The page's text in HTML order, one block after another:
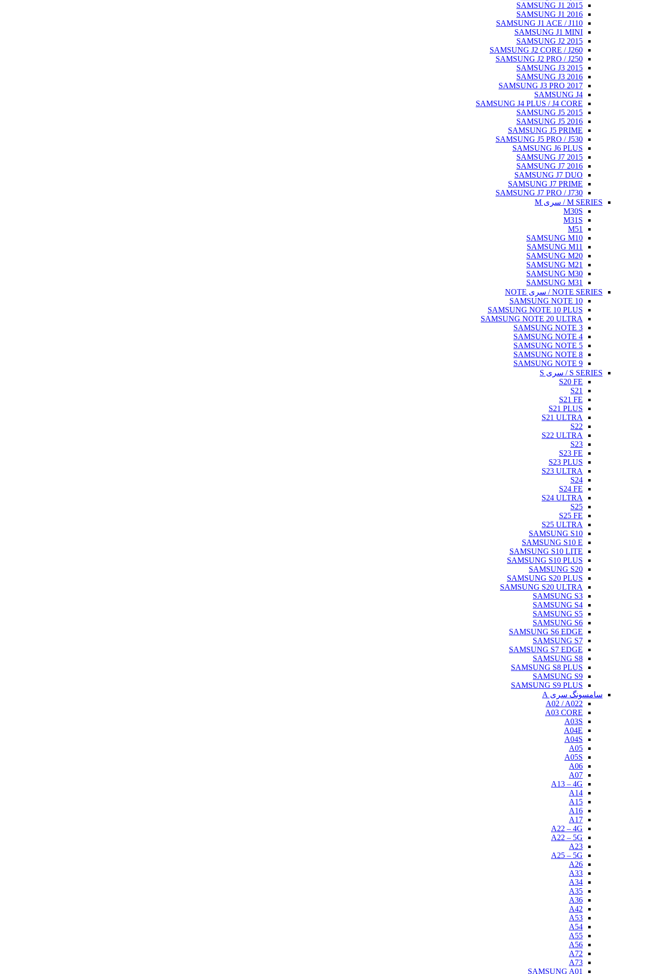
SAMSUNG J1 2015
SAMSUNG J1 2016
SAMSUNG J1 ACE / J110
SAMSUNG J1 MINI
SAMSUNG J2 2015
SAMSUNG J2 CORE / J260
SAMSUNG J2 PRO / J250
SAMSUNG J3 2015
SAMSUNG J3 2016
SAMSUNG J3 PRO 2017
SAMSUNG J4
SAMSUNG J4 PLUS / J4 CORE
SAMSUNG J5 2015
SAMSUNG J5 2016
SAMSUNG J5 PRIME
SAMSUNG J5 PRO / J530
SAMSUNG J6 PLUS
SAMSUNG J7 2015
SAMSUNG J7 2016
SAMSUNG J7 DUO
SAMSUNG J7 PRIME
SAMSUNG J7 PRO / J730
M SERIES / سری M
M30S
M31S
M51
SAMSUNG M10
SAMSUNG M11
SAMSUNG M20
SAMSUNG M21
SAMSUNG M30
SAMSUNG M31
NOTE SERIES / سری NOTE
SAMSUNG NOTE 10
SAMSUNG NOTE 10 PLUS
SAMSUNG NOTE 20 ULTRA
SAMSUNG NOTE 3
SAMSUNG NOTE 4
SAMSUNG NOTE 5
SAMSUNG NOTE 8
SAMSUNG NOTE 9
S SERIES / سری S
S20 FE
S21
S21 FE
S21 PLUS
S21 ULTRA
S22
S22 ULTRA
S23
S23 FE
S23 PLUS
S23 ULTRA
S24
S24 FE
S24 ULTRA
S25
S25 FE
S25 ULTRA
SAMSUNG S10
SAMSUNG S10 E
SAMSUNG S10 LITE
SAMSUNG S10 PLUS
SAMSUNG S20
SAMSUNG S20 PLUS
SAMSUNG S20 ULTRA
SAMSUNG S3
SAMSUNG S4
SAMSUNG S5
SAMSUNG S6
SAMSUNG S6 EDGE
SAMSUNG S7
SAMSUNG S7 EDGE
SAMSUNG S8
SAMSUNG S8 PLUS
SAMSUNG S9
SAMSUNG S9 PLUS
سامسونگ سری A
A02 / A022
A03 CORE
A03S
A04E
A04S
A05
A05S
A06
A07
A13 – 4G
A14
A15
A16
A17
A22 – 4G
A22 – 5G
A23
A25 – 5G
A26
A33
A34
A35
A36
A42
A53
A54
A55
A56
A72
A73
SAMSUNG A01